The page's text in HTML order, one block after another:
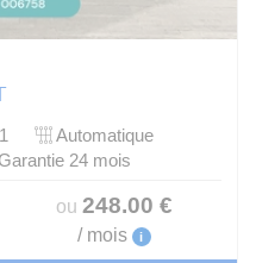
Automatique
24 mois
ou 248.00 €
/ mois i